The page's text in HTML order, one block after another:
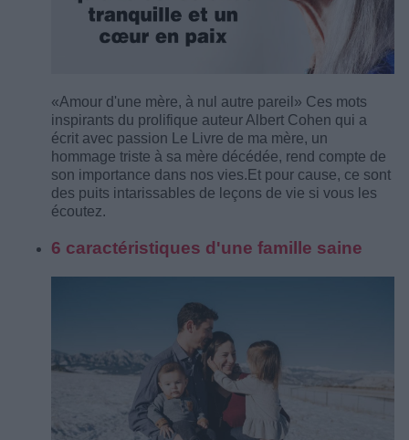
«Amour d'une mère, à nul autre pareil» Ces mots
inspirants du prolifique auteur Albert Cohen qui a
écrit avec passion Le Livre de ma mère, un
hommage triste à sa mère décédée, rend compte de
son importance dans nos vies. Et pour cause, ce sont
des puits intarissables de leçons de vie si vous les
écoutez.
6 caractéristiques d'une famille saine